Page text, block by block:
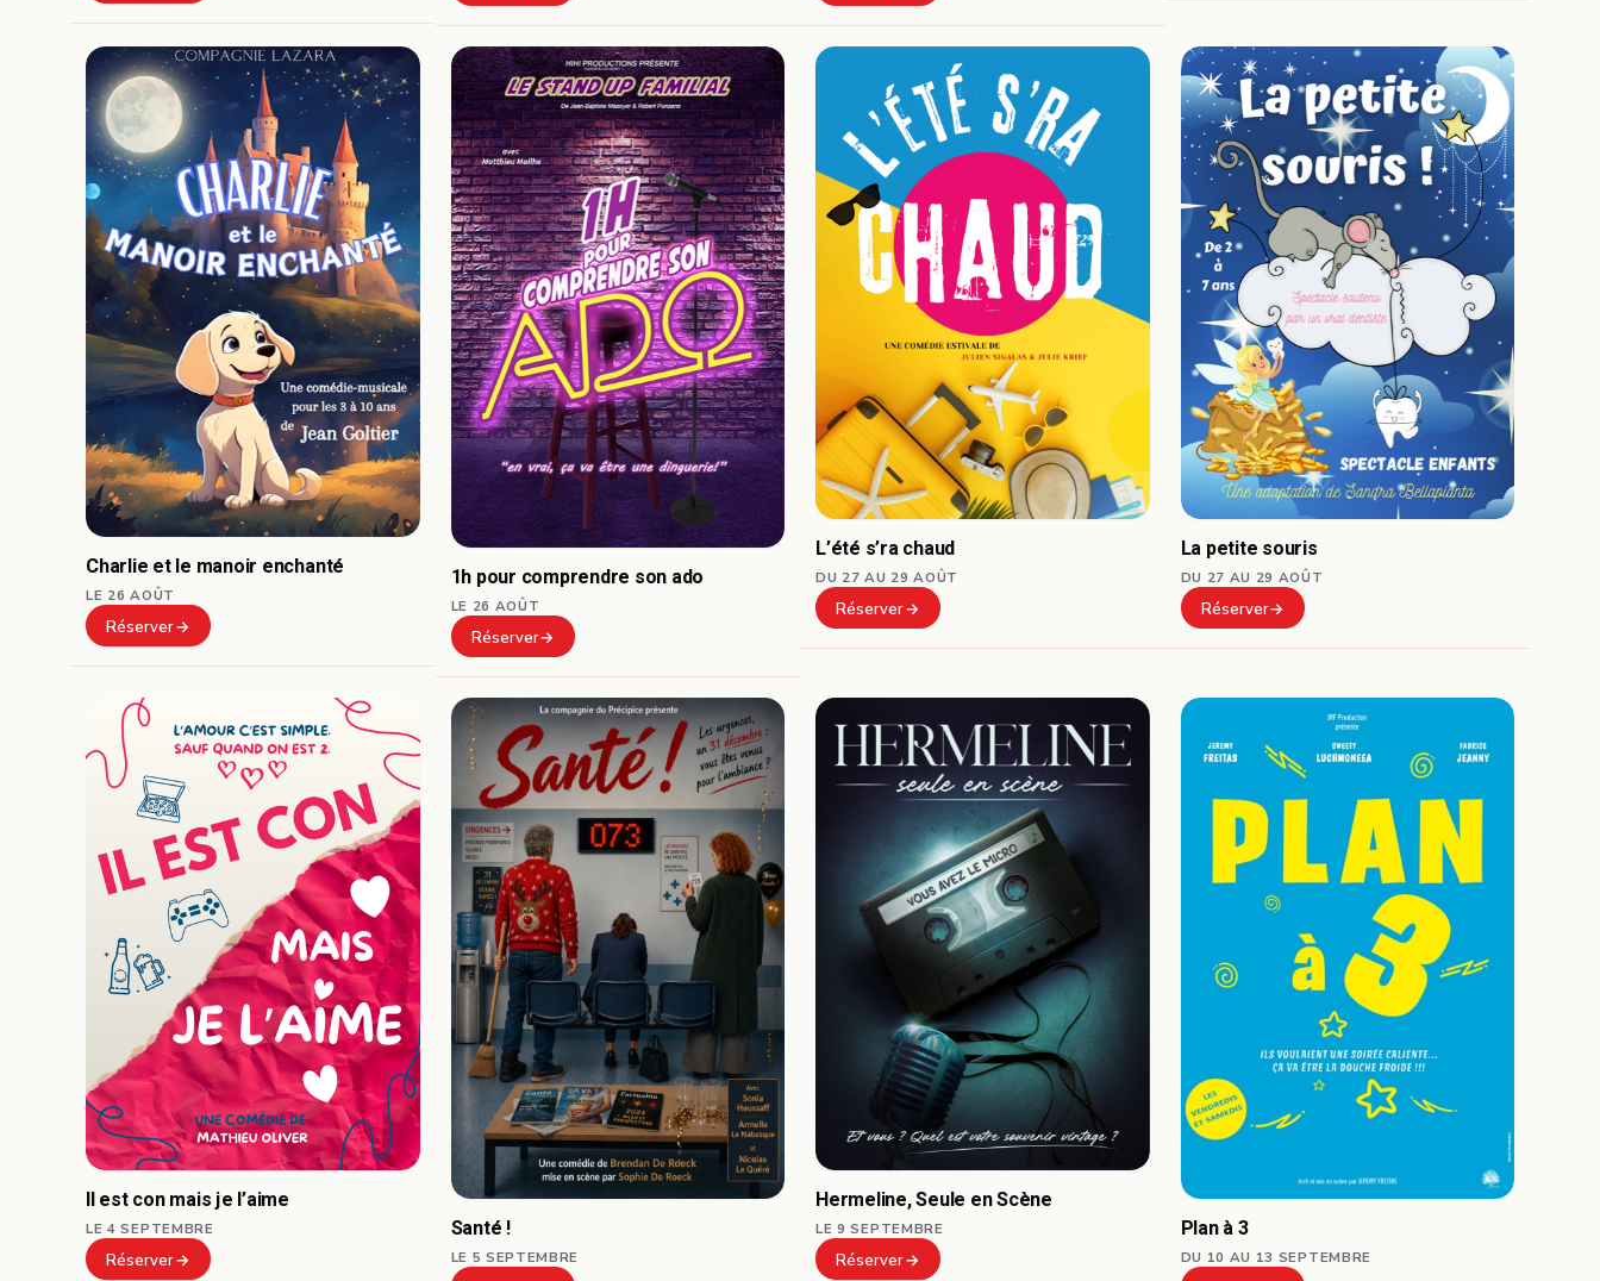
Charlie et le manoir enchanté
LE 26 AOÛT
Réserver
1h pour comprendre son ado
LE 26 AOÛT
Réserver
L’été s’ra chaud
DU 27 AU 29 AOÛT
Réserver
La petite souris
DU 27 AU 29 AOÛT
Réserver
Il est con mais je l’aime
LE 4 SEPTEMBRE
Réserver
Santé !
LE 5 SEPTEMBRE
Hermeline, Seule en Scène
LE 9 SEPTEMBRE
Réserver
Plan à 3
DU 10 AU 13 SEPTEMBRE